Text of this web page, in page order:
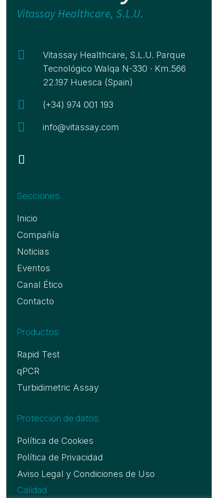
Vitassay Healthcare, S.L.U.

Vitassay Healthcare, S.L.U. Parque
Tecnológico Walqa N-330 · Km.566
22.197 Huesca (Spain)
 (+34) 974 001 193
 info@vitassay.com
Secciones
Inicio
Compañía
Noticias
Eventos
Canal Ético
Contacto
Productos
Rapid Test
qPCR
Turbidimetric Assay
Protección de datos
Política de Cookies
Política de Privacidad
Aviso Legal y Condiciones de Uso
Calidad